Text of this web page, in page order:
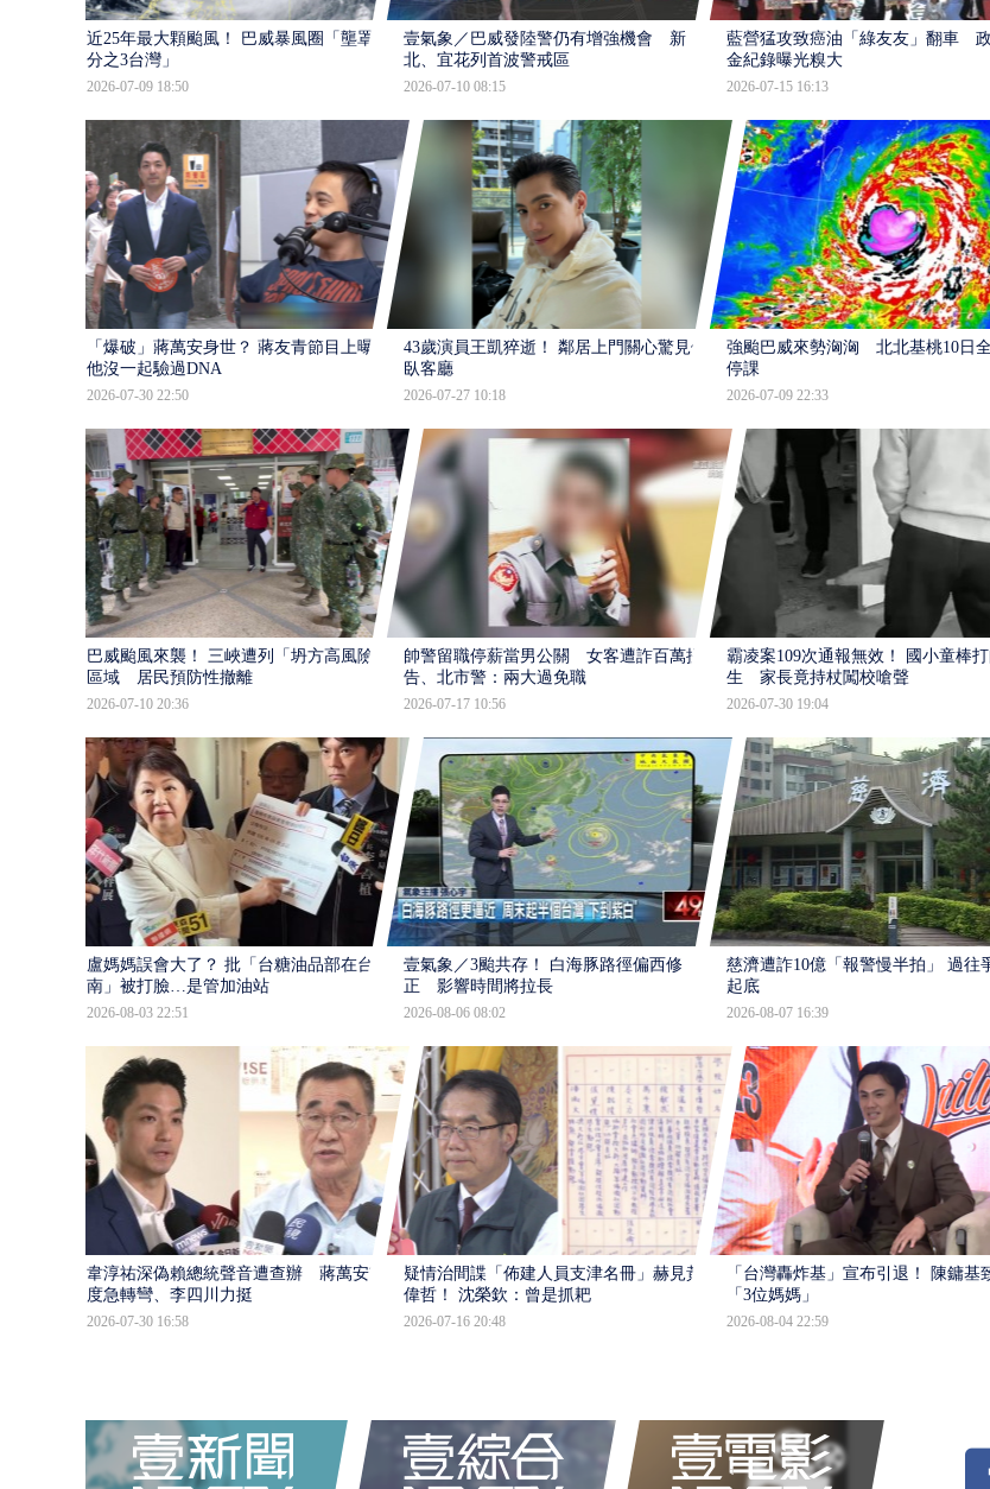
近25年最大顆颱風！ 巴威暴風圈「壟罩4
分之3台灣」
2026-07-09 18:50
壹氣象／巴威發陸警仍有增強機會 新
北、宜花列首波警戒區
2026-07-10 08:15
藍營猛攻致癌油「綠友友」翻車
金紀錄曝光糗大
2026-07-15 16:13
「爆破」蔣萬安身世？ 蔣友青節目上曝：
他沒一起驗過DNA
2026-07-30 22:50
43歲演員王凱猝逝！ 鄰居上門關心驚見倒
臥客廳
2026-07-27 10:18
強颱巴威來勢洶洶 北北基桃10日
停課
2026-07-09 22:33
巴威颱風來襲！ 三峽遭列「坍方高風險」
區域 居民預防性撤離
2026-07-10 20:36
帥警留職停薪當男公關 女客遭詐百萬提
告、北市警：兩大過免職
2026-07-17 10:56
霸凌案109次通報無效！ 國小童棒
生 家長竟持杖闖校嗆聲
2026-07-30 19:04
盧媽媽誤會大了？ 批「台糖油品部在台
南」被打臉…是管加油站
2026-08-03 22:51
壹氣象／3颱共存！ 白海豚路徑偏西修
正 影響時間將拉長
2026-08-06 08:02
慈濟遭詐10億「報警慢半拍」 過往
起底
2026-08-07 16:39
韋淳祐深偽賴總統聲音遭查辦 蔣萬安態
度急轉彎、李四川力挺
2026-07-30 16:58
疑情治間諜「佈建人員支津名冊」赫見黃
偉哲！ 沈榮欽：曾是抓耙
2026-07-16 20:48
「台灣轟炸基」宣布引退！ 陳鏞基
「3位媽媽」
2026-08-04 22:59